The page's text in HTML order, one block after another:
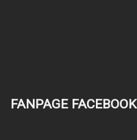
FANPAGE FACEBOOK